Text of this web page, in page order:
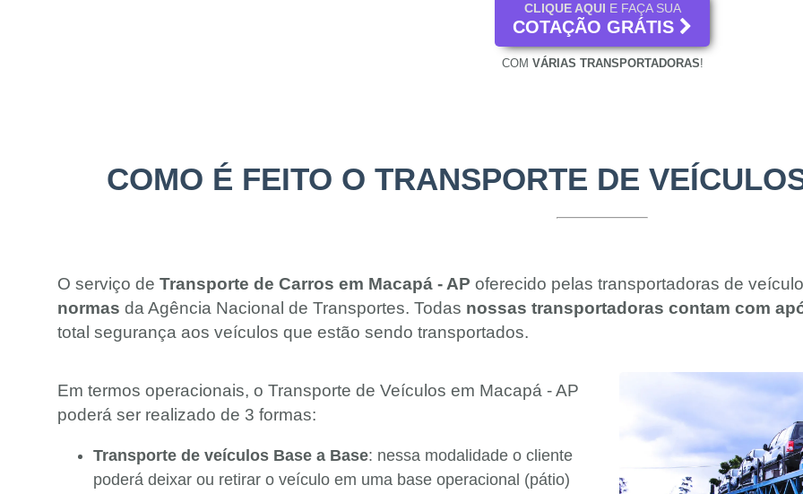
CLIQUE AQUI E FAÇA SUA
COTAÇÃO GRÁTIS
COM VÁRIAS TRANSPORTADORAS!
COMO É FEITO O TRANSPORTE DE
O serviço de Transporte de Carros em Macapá - AP oferecido pelas transportadoras de
normas da Agência Nacional de Transportes. Todas nossas transportadoras contam com
total segurança aos veículos que estão sendo transportados.
Em termos operacionais, o Transporte de Veículos em Macapá - AP
poderá ser realizado de 3 formas:
Transporte de veículos Base a Base: nessa modalidade o cliente
poderá deixar ou retirar o veículo em uma base operacional (pátio)